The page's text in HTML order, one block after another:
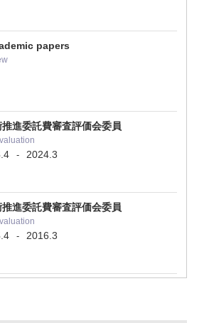
papers
進委託費審査評価会委員
-
2024.3
進委託費審査評価会委員
-
2016.3